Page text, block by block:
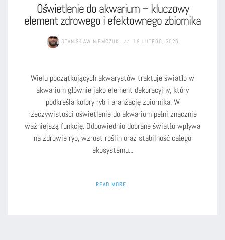
Oświetlenie do akwarium – kluczowy
element zdrowego i efektownego zbiornika
STANISŁAW NIEMCZUK 19 LUTEGO, 2026
Wielu początkujących akwarystów traktuje światło w
akwarium głównie jako element dekoracyjny, który
podkreśla kolory ryb i aranżację zbiornika. W
rzeczywistości oświetlenie do akwarium pełni znacznie
ważniejszą funkcję. Odpowiednio dobrane światło wpływa
na zdrowie ryb, wzrost roślin oraz stabilność całego
ekosystemu...
READ MORE